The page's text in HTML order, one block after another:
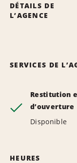
DÉTAILS DE
L’AGENCE
SERVICES DE
Restitution
d’ouverture
Disponible
HEURES